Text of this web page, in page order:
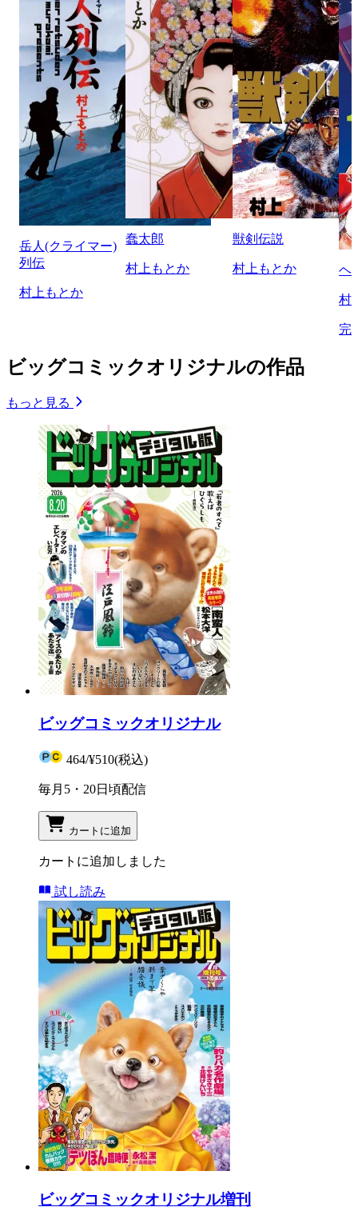
岳人(クライマー)
列伝
村上もとか
蠢太郎
村上もとか
獣剣伝説
村上もとか ヘ
村
完
ビッグコミックオリジナルの作品
もっと見る
ビッグコミックオリジナル
464/¥510(税込)
毎月5・20日頃配信
カートに追加
カートに追加しました
試し読み
ビッグコミックオリジナル増刊